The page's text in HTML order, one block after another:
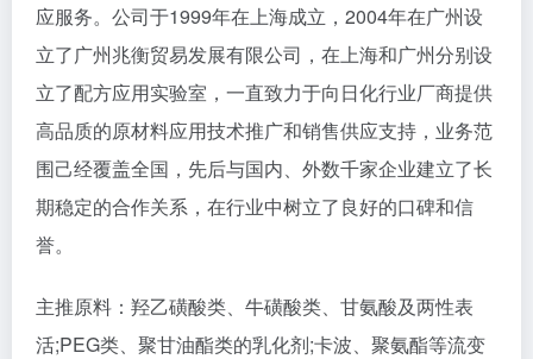
应服务。公司于1999年在上海成立，2004年在广州设
立了广州兆衡贸易发展有限公司，在上海和广州分别设
立了配方应用实验室，一直致力于向日化行业厂商提供
高品质的原材料应用技术推广和销售供应支持，业务范
围己经覆盖全国，先后与国内、外数千家企业建立了长
期稳定的合作关系，在行业中树立了良好的口碑和信
誉。
主推原料：羟乙磺酸类、牛磺酸类、甘氨酸及两性表
活;PEG类、聚甘油酯类的乳化剂;卡波、聚氨酯等流变